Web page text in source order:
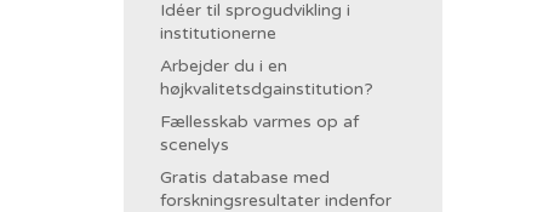
Idéer til sprogudvikling i
institutionerne
Arbejder du i en
højkvalitetsdgainstitution?
Fællesskab varmes op af
scenelys
Gratis database med
forskningsresultater indenfor